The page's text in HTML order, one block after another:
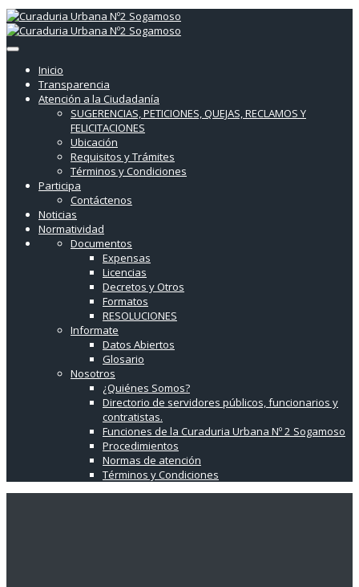
Inicio
Transparencia
Atención a la Ciudadanía
SUGERENCIAS, PETICIONES, QUEJAS, RECLAMOS Y
FELICITACIONES
Ubicación
Requisitos y Trámites
Términos y Condiciones
Participa
Contáctenos
Noticias
Normatividad
Documentos
Expensas
Licencias
Decretos y Otros
Formatos
RESOLUCIONES
Informate
Datos Abiertos
Glosario
Nosotros
¿Quiénes Somos?
Directorio de servidores públicos, funcionarios y
contratistas.
Funciones de la Curaduria Urbana Nº 2 Sogamoso
Procedimientos
Normas de atención
Términos y Condiciones